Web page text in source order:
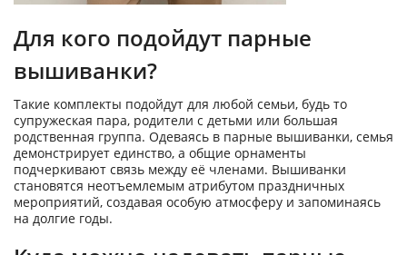
Для кого подойдут парные
вышиванки?
Такие комплекты подойдут для любой семьи, будь то
супружеская пара, родители с детьми или большая
родственная группа. Одеваясь в парные вышиванки, семья
демонстрирует единство, а общие орнаменты
подчеркивают связь между её членами. Вышиванки
становятся неотъемлемым атрибутом праздничных
мероприятий, создавая особую атмосферу и запоминаясь
на долгие годы.